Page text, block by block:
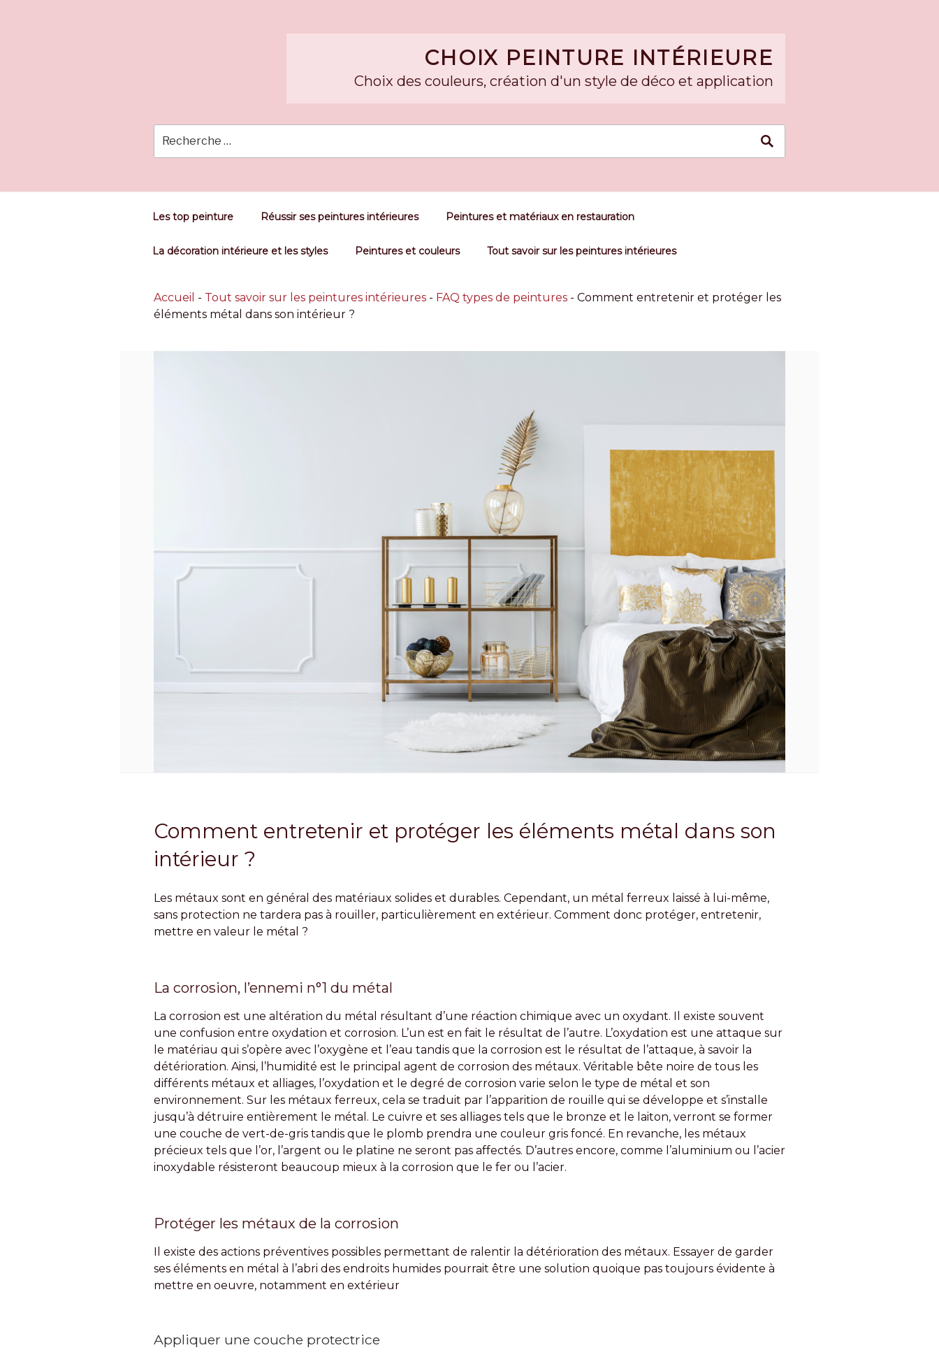
CHOIX PEINTURE INTÉRIEURE
Choix des couleurs, création d'un style de déco et application
Les top peinture Réussir ses peintures intérieures Peintures et matériaux en restauration
La décoration intérieure et les styles Peintures et couleurs Tout savoir sur les peintures intérieures
Accueil - Tout savoir sur les peintures intérieures - FAQ types de peintures - Comment entretenir et protéger les
éléments métal dans son intérieur ?
Comment entretenir et protéger les éléments métal dans son
intérieur ?
Les métaux sont en général des matériaux solides et durables. Cependant, un métal ferreux laissé à lui-même,
sans protection ne tardera pas à rouiller, particulièrement en extérieur. Comment donc protéger, entretenir,
mettre en valeur le métal ?
La corrosion, l’ennemi n°1 du métal
La corrosion est une altération du métal résultant d’une réaction chimique avec un oxydant. Il existe souvent
une confusion entre oxydation et corrosion. L’un est en fait le résultat de l’autre. L’oxydation est une attaque sur
le matériau qui s’opère avec l’oxygène et l’eau tandis que la corrosion est le résultat de l’attaque, à savoir la
détérioration. Ainsi, l’humidité est le principal agent de corrosion des métaux. Véritable bête noire de tous les
différents métaux et alliages, l’oxydation et le degré de corrosion varie selon le type de métal et son
environnement. Sur les métaux ferreux, cela se traduit par l’apparition de rouille qui se développe et s’installe
jusqu’à détruire entièrement le métal. Le cuivre et ses alliages tels que le bronze et le laiton, verront se former
une couche de vert-de-gris tandis que le plomb prendra une couleur gris foncé. En revanche, les métaux
précieux tels que l’or, l’argent ou le platine ne seront pas affectés. D’autres encore, comme l’aluminium ou l’acier
inoxydable résisteront beaucoup mieux à la corrosion que le fer ou l’acier.
Protéger les métaux de la corrosion
Il existe des actions préventives possibles permettant de ralentir la détérioration des métaux. Essayer de garder
ses éléments en métal à l’abri des endroits humides pourrait être une solution quoique pas toujours évidente à
mettre en oeuvre, notamment en extérieur
Appliquer une couche protectrice